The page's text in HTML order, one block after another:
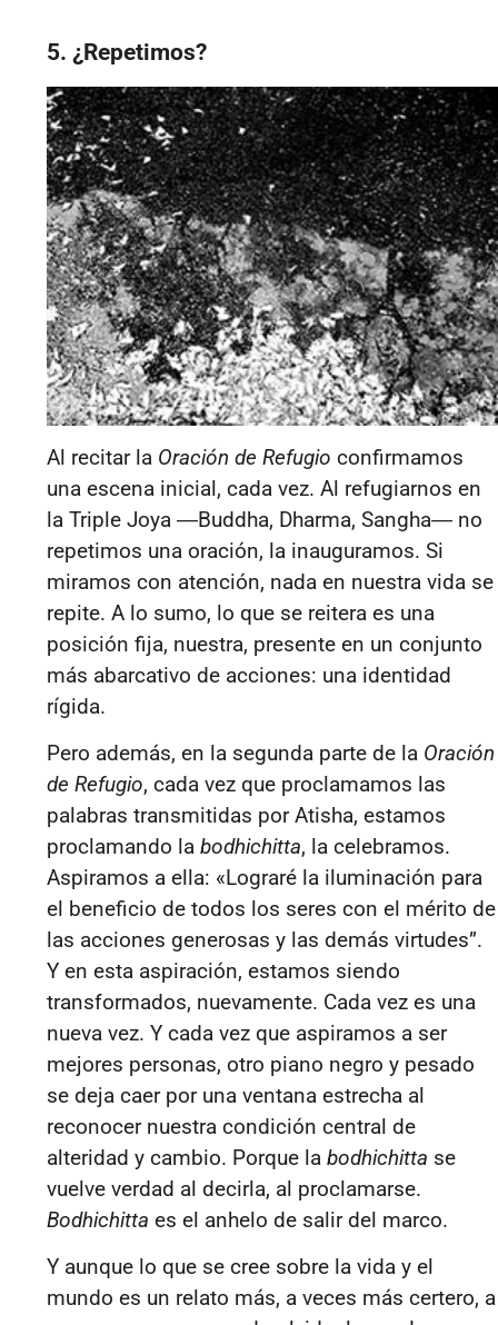
5. ¿Repetimos?
Al recitar la Oración de Refugio confirmamos
una escena inicial, cada vez. Al refugiarnos en
la Triple Joya ―Buddha, Dharma, Sangha― no
repetimos una oración, la inauguramos. Si
miramos con atención, nada en nuestra vida se
repite. A lo sumo, lo que se reitera es una
posición fija, nuestra, presente en un conjunto
más abarcativo de acciones: una identidad
rígida.
Pero además, en la segunda parte de la Oración
de Refugio, cada vez que proclamamos las
palabras transmitidas por Atisha, estamos
proclamando la bodhichitta, la celebramos.
Aspiramos a ella: «Lograré la iluminación para
el beneficio de todos los seres con el mérito de
las acciones generosas y las demás virtudes”.
Y en esta aspiración, estamos siendo
transformados, nuevamente. Cada vez es una
nueva vez. Y cada vez que aspiramos a ser
mejores personas, otro piano negro y pesado
se deja caer por una ventana estrecha al
reconocer nuestra condición central de
alteridad y cambio. Porque la bodhichitta se
vuelve verdad al decirla, al proclamarse.
Bodhichitta es el anhelo de salir del marco.
Y aunque lo que se cree sobre la vida y el
mundo es un relato más, a veces más certero, a